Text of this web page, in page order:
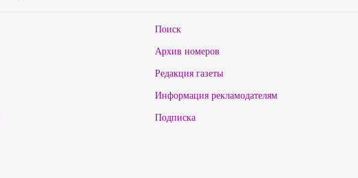
Поиск
Архив номеров
Редакция газеты
Информация рекламодателям
Подписка